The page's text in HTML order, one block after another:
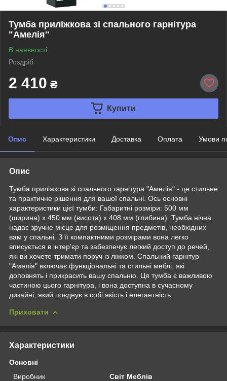
Тумба приліжкова зі спального гарнітура
"Амелія"
В наявності
Роздріб
2 410 ₴
Купити
Опис Характеристики Доставка Оплата Умови
Опис
Тумба приліжкова зі спального гарнітура "Амелія" - це стильне
та практичне рішення для вашої спальні. Ось основні
характеристики цієї тумби: Габаритні розміри: 500 мм
(ширина) x 450 мм (висота) x 408 мм (глибина). Тумба нічна
надає зручне місце для розміщення предметів, необхідних
вам у спальні. З її компактними розмірами вона легко
вписується в інтер'єр та забезпечує легкий доступ до речей,
які ви хочете тримати поруч із ліжком. Спальний гарнітур
"Амелія" включає функціональні та стильні меблі, які
доповнять і прикрасить вашу спальню. Ця тумба є важливою
частиною цього гарнітура, і вона доступна в сучасному
дизайні, який поєднує в собі якість і елегантність.
Приховати
Характеристики
Основні
Виробник
Світ Меблів